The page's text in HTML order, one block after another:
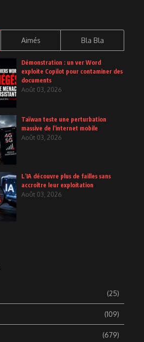
Aimés Bla Bla
Démonstration : un ver Word
exploite Copilot pour contaminer des
documents
Août 03, 2026
Taïwan teste une perturbation
massive de l’internet mobile
Août 03, 2026
L’IA découvre plus de failles sans
accroître leur exploitation
Août 03, 2026
(25)
(109)
(679)